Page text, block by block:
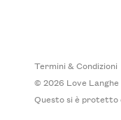
Termini & Condizioni
© 2026 Love
Questo si è protetto